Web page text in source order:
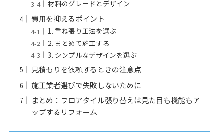
材料のグレードとデザイン
費用を抑えるポイント
1. 重ね張り工法を選ぶ
2. まとめて施工する
3. シンプルなデザインを選ぶ
見積もりを依頼するときの注意点
施工業者選びで失敗しないために
まとめ：フロアタイル張り替えは見た目も機能もア
ップするリフォーム